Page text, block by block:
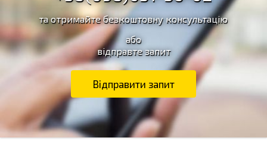
та отримайте безкоштовну консультацію
або
відправте запит
Відправити запит